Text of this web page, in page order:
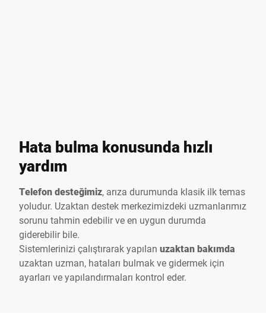
Hata bulma konusunda hızlı
yardım
Telefon desteğimiz, arıza durumunda klasik ilk temas
yoludur. Uzaktan destek merkezimizdeki uzmanlarımız
sorunu tahmin edebilir ve en uygun durumda
giderebilir bile.
Sistemlerinizi çalıştırarak yapılan uzaktan bakımda
uzaktan uzman, hataları bulmak ve gidermek için
ayarları ve yapılandırmaları kontrol eder.